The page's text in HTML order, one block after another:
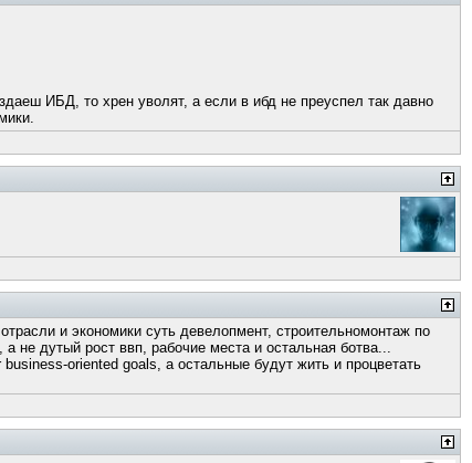
ИБД, то хрен уволят, а если в ибд не преуспел так давно
и экономики суть девелопмент, строительномонтаж по
не дутый рост ввп, рабочие места и остальная ботва...
oriented goals, а остальные будут жить и процветать